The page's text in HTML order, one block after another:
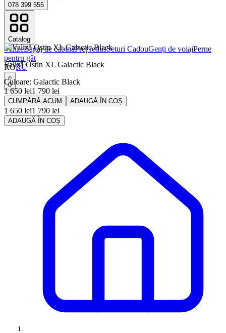
078 399 555
Catalog
ValizeBagaj de cabinǎPreț redusSeturi CadouGenți de voiajPerne
pentru gât
RORU
0
Valiză Ostin XL Galactic Black
Culoare: Galactic Black
1 650 lei1 790 lei
CUMPĂRĂ ACUM ADAUGĂ ÎN COȘ
1 650 lei1 790 lei
ADAUGĂ ÎN COȘ